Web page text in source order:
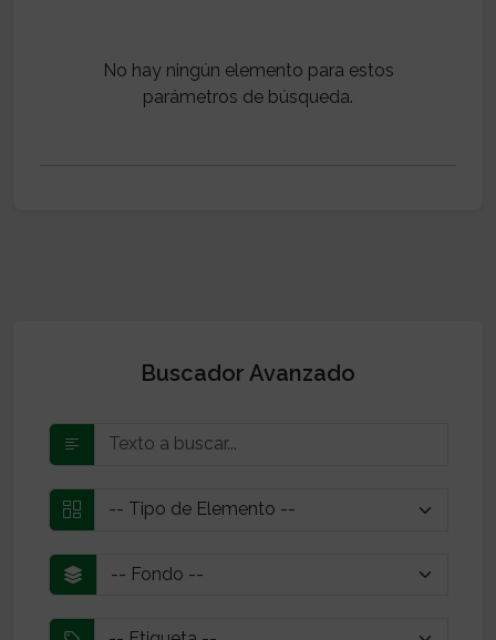
No hay ningún elemento para estos
parámetros de búsqueda.
Buscador Avanzado